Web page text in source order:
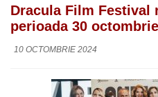
Dracula Film Festival
perioada 30
10 OCTOMBRIE 2024